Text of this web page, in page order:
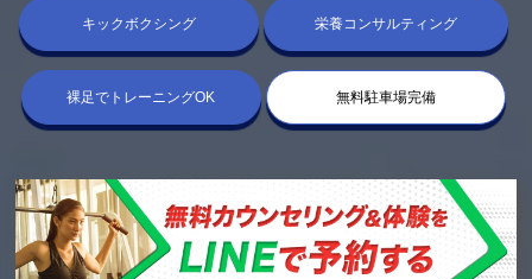
キックボクシング 栄養コンサルティング
裸足でトレーニングOK 無料駐車場完備